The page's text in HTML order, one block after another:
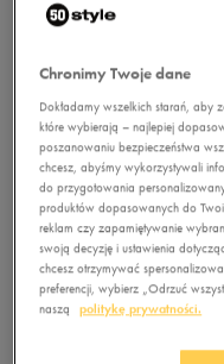
Chronimy Twoje dane
Dokładamy wszelkich starań, aby
które wybierają – najlepiej
poszanowaniu bezpieczeństwa
chcesz, abyśmy wykorzystywali
do przygotowania
produktów dopasowanych do
reklam czy zapamiętywanie
swoją decyzję i ustawienia
chcesz otrzymywać
preferencji, wybierz „Odrzuć
naszą
politykę prywatności.